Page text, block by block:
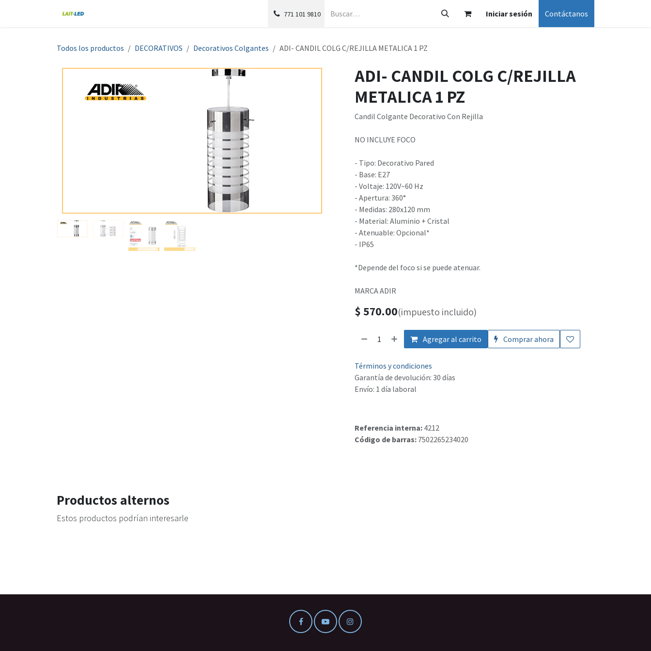
771 101 9810 Iniciar sesión Contáctanos
Todos los productos DECORATIVOS Decorativos Colgantes ADI- CANDIL COLG C/REJILLA METALICA 1 PZ
ADI- CANDIL COLG C/REJILLA
METALICA 1 PZ
Candil Colgante Decorativo Con Rejilla
NO INCLUYE FOCO
- Tipo: Decorativo Pared
- Base: E27
- Voltaje: 120V~60 Hz
- Apertura: 360°
- Medidas: 280x120 mm
- Material: Aluminio + Cristal
- Atenuable: Opcional*
- IP65
*Depende del foco si se puede atenuar.
MARCA ADIR
$570.00(impuesto incluido)
Agregar al carrito Comprar ahora
Términos y condiciones
Garantía de devolución: 30 días
Envío: 1 día laboral
Referencia interna: 4212
Código de barras: 7502265234020
Productos alternos
Estos productos podrían interesarle